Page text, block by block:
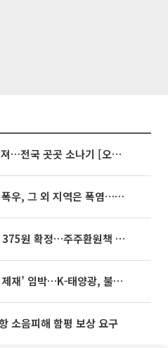
35도 안팎 무더위 이어져…전국 곳곳 소나기 [오늘 날씨]
동해안은 시간당 80㎜ 폭우, 그 외 지역은 폭염…‘극과 극 날씨’
SK하이닉스, 분기배당 375원 확정…주주환원책 9월로 앞당겨 발표
美 ‘232조 하이브리드 제재’ 임박…K-태양광, 불확실성 털고 날개 다나
소음피해 함평 보상 요구